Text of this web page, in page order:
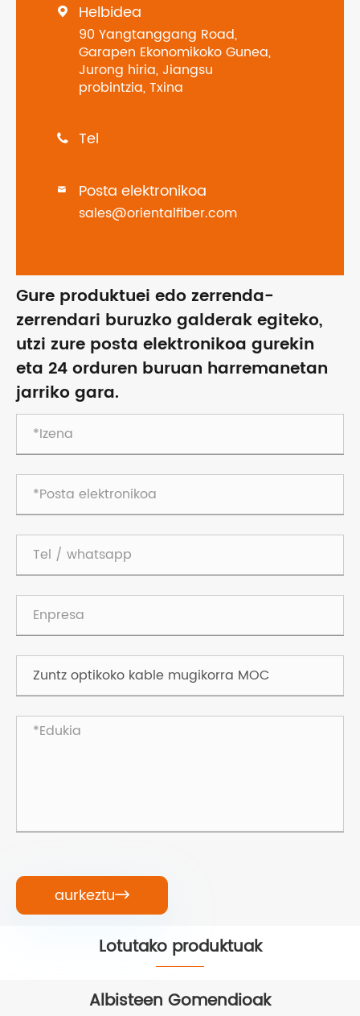
 Helbidea
90 Yangtanggang Road,
Garapen Ekonomikoko Gunea,
Jurong hiria, Jiangsu
probintzia, Txina
 Tel
 Posta elektronikoa
sales@orientalfiber.com
Gure produktuei edo zerrenda-
zerrendari buruzko galderak egiteko,
utzi zure posta elektronikoa gurekin
eta 24 orduren buruan harremanetan
jarriko gara.
aurkeztu
Lotutako produktuak
Albisteen Gomendioak